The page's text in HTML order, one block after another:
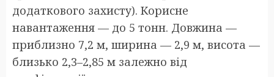
додаткового захисту). Корисне
навантаження — до 5 тонн. Довжина —
приблизно 7,2 м, ширина — 2,9 м, висота —
близько 2,3–2,85 м залежно від